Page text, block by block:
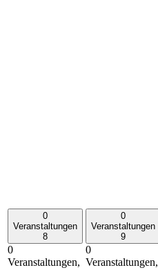
0
Veranstaltungen
8
0
Veranstaltungen,
0
Veranstaltungen
9
0
Veranstaltungen,